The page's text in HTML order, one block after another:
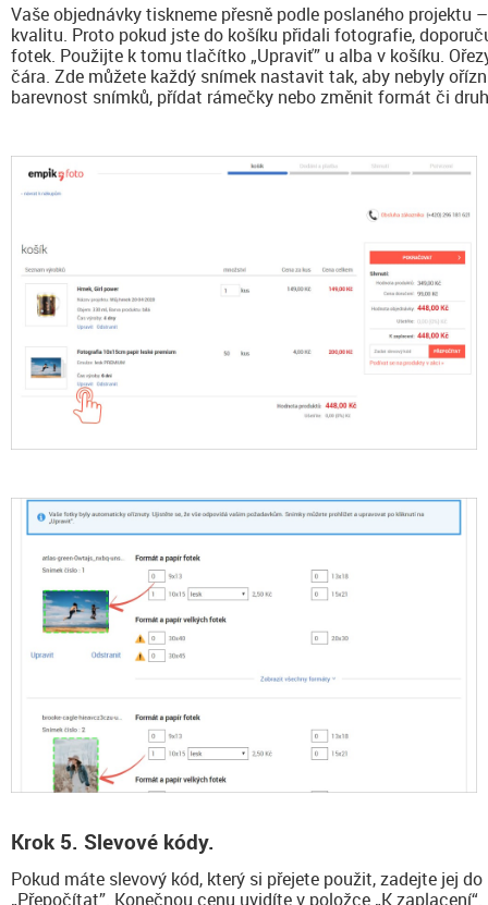
Vaše objednávky tiskneme přesně podle poslaného projektu
kvalitu. Proto pokud jste do košíku přidali fotografie,
fotek. Použijte k tomu tlačítko „Upraviť” u alba v košíku.
čára. Zde můžete každý snímek nastavit tak, aby nebyly
barevnost snímků, přídat rámečky nebo změnit formát či
Krok 5. Slevové kódy.
Pokud máte slevový kód, který si přejete použit, zadejte jej
„Přepočítat”. Konečnou cenu uvidíte v položce „K zaplacení“.